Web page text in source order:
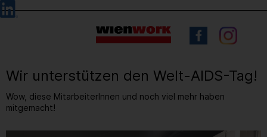
Barrierefreie
Bedienung
Sprachauswahl
Wir unterstützen den Welt-AIDS-Tag!
Wow, diese MitarbeiterInnen und noch viel mehr haben
mitgemacht!